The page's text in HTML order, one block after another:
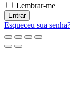
Lembrar-me
Entrar
Esqueceu sua